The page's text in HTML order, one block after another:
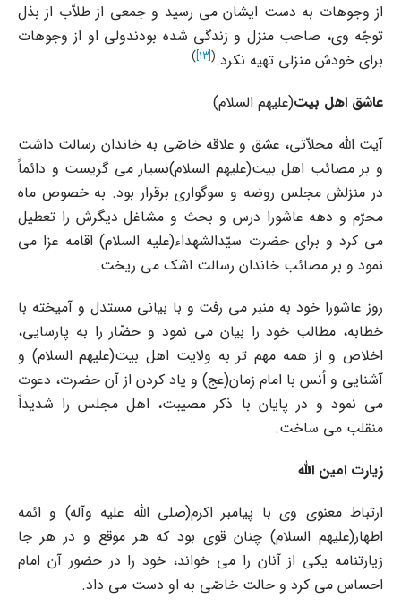
از وجوهات به دست ایشان مى رسید و جمعى از طلاّب از بذل
توجّه وى، صاحب منزل و زندگى شده بودندولى او از وجوهات
براى خودش منزلى تهیه نکرد.(
[13]
)
عاشق اهل بیت(علیهم السلام)
آیت الله محلاّتى، عشق و علاقه خاصّى به خاندان رسالت داشت
و بر مصائب اهل بیت(علیهم السلام)بسیار مى گریست و دائماً
در منزلش مجلس روضه و سوگوارى برقرار بود. به خصوص ماه
محرّم و دهه عاشورا درس و بحث و مشاغل دیگرش را تعطیل
مى کرد و براى حضرت سیّدالشهداء(علیه السلام) اقامه عزا مى
نمود و بر مصائب خاندان رسالت اشک مى ریخت.
روز عاشورا خود به منبر مى رفت و با بیانى مستدل و آمیخته با
خطابه، مطالب خود را بیان مى نمود و حضّار را به پارسایى،
اخلاص و از همه مهم تر به ولایت اهل بیت(علیهم السلام) و
آشنایى و اُنس با امام زمان(عج) و یاد کردن از آن حضرت، دعوت
مى نمود و در پایان با ذکر مصیبت، اهل مجلس را شدیداً
منقلب مى ساخت.
زیارت امین الله
ارتباط معنوى وى با پیامبر اکرم(صلى الله علیه وآله) و ائمه
اطهار(علیهم السلام) چنان قوى بود که هر موقع و در هر جا
زیارتنامه یکى از آنان را مى خواند، خود را در حضور آن امام
احساس مى کرد و حالت خاصّى به او دست مى داد.